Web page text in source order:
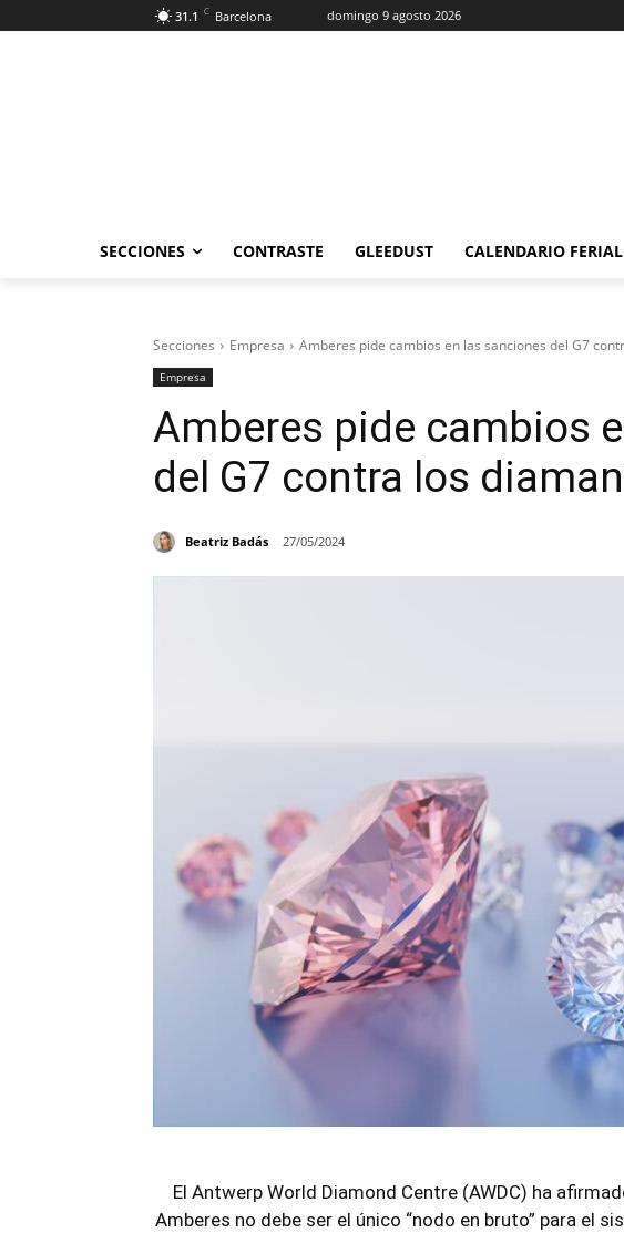
31.1 C Barcelona domingo 9 agosto 2026
SECCIONES CONTRASTE GLEEDUST CALENDARIO FERIAL
Secciones Empresa Amberes pide cambios en las sanciones del G7
Empresa
Amberes pide cambios
del G7 contra los
Beatriz Badás 27/05/2024
El Antwerp World Diamond Centre (AWDC) ha
Amberes no debe ser el único “nodo en bruto” para el